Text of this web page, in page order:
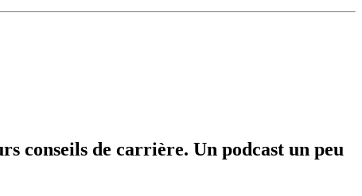
conseils de carrière. Un podcast un peu